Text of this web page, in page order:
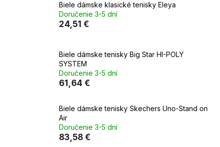
Biele dámske klasické tenisky Eleya
Doručenie 3-5 dní
24,51 €
Biele dámske tenisky Big Star HI-POLY
SYSTEM
Doručenie 3-5 dní
61,64 €
Biele dámske tenisky Skechers Uno-Stand on
Air
Doručenie 3-5 dní
83,58 €